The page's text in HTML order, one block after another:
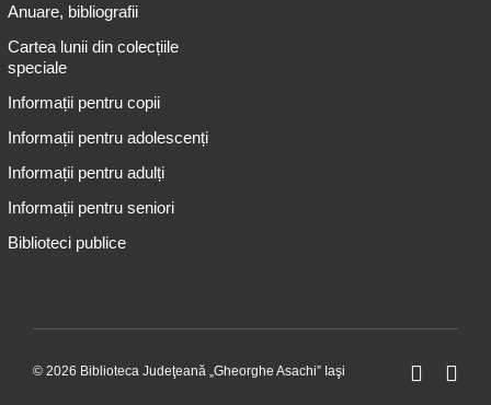
Anuare, bibliografii
Cartea lunii din colecțiile
speciale
Informații pentru copii
Informații pentru adolescenți
Informații pentru adulți
Informații pentru seniori
Biblioteci publice
© 2026 Biblioteca Judeţeană „Gheorghe Asachi” Iaşi